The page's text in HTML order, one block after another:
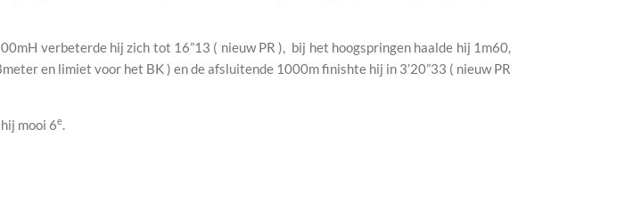
verbeterde hij zich tot 16”13 ( nieuw PR ), bij het hoogspringen haalde hij 1m60,
en limiet voor het BK ) en de afsluitende 1000m finishte hij in 3’20”33 ( nieuw PR
mooi 6e.